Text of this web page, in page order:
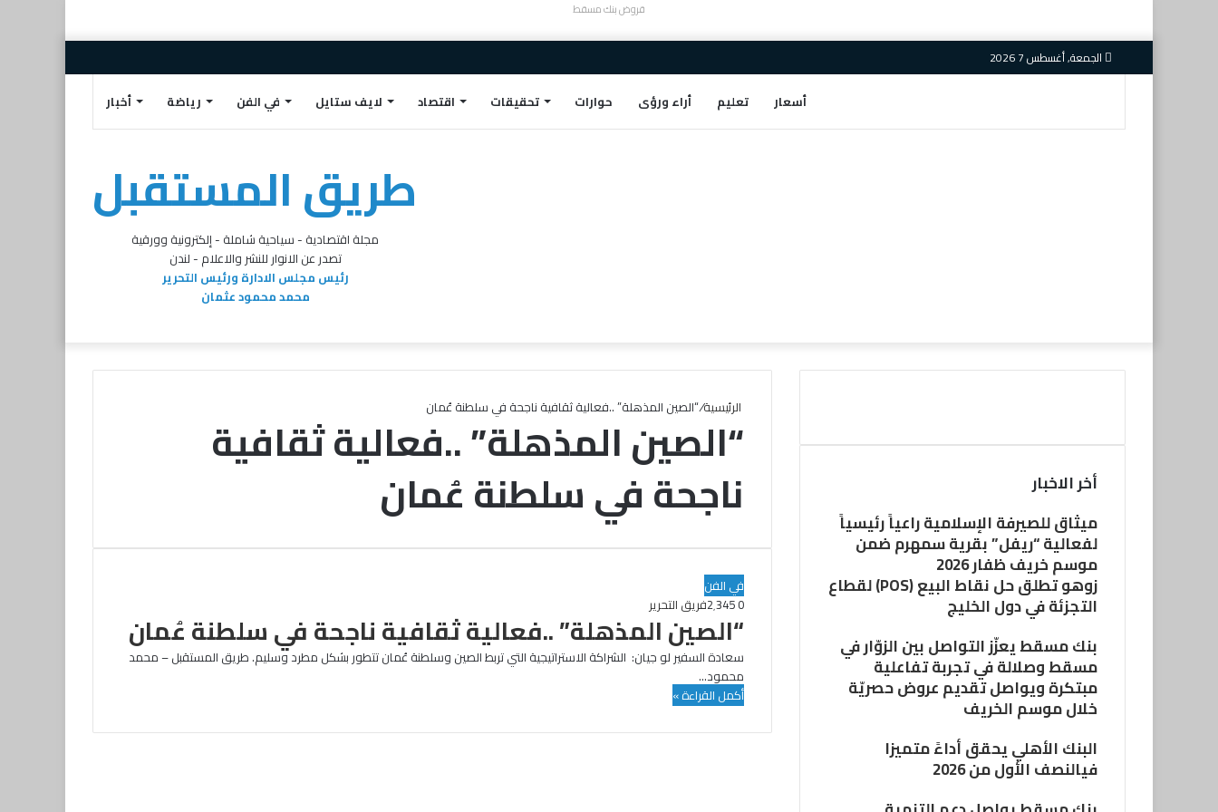
قروض بنك مسقط
الجمعة, أغسطس 7 2026
الالكتروني
أخبار رياضة في الفن لايف ستايل اقتصاد تحقيقات حوارات أراء ورؤى تعليم أسعار
طريق المستقبل
مجلة اقتصادية - سياحية شاملة - إلكترونية وورقية
تصدر عن الانوار للنشر والاعلام - لندن
رئيس مجلس الادارة ورئيس التحرير
محمد محمود عثمان
الرئيسية/“الصين المذهلة” ..فعالية ثقافية ناجحة في سلطنة عُمان
“الصين المذهلة” ..فعالية ثقافية
ناجحة في سلطنة عُمان
في الفن
فريق التحرير
0
“الصين المذهلة” ..فعالية ثقافية ناجحة في سلطنة عُمان
سعادة السفير لو جيان: الشراكة الاستراتيجية التي تربط الصين وسلطنة عُمان تتطور بشكل مطرد وسليم. طريق المستقبل – محمد
محمود…
أكمل القراءة »
أخر الاخبار
ميثاق للصيرفة الإسلامية راعياً رئيسياً
لفعالية “ريفل” بقرية سمهرم ضمن
موسم خريف ظفار 2026
زوهو تطلق حل نقاط البيع (POS) لقطاع
التجزئة في دول الخليج
بنك مسقط يعزّز التواصل بين الزوّار في
مسقط وصلالة في تجربة تفاعلية
مبتكرة ويواصل تقديم عروض حصريّة
خلال موسم الخريف
البنك الأهلي يحقق أداءً متميزا
فيالنصف الأول من 2026